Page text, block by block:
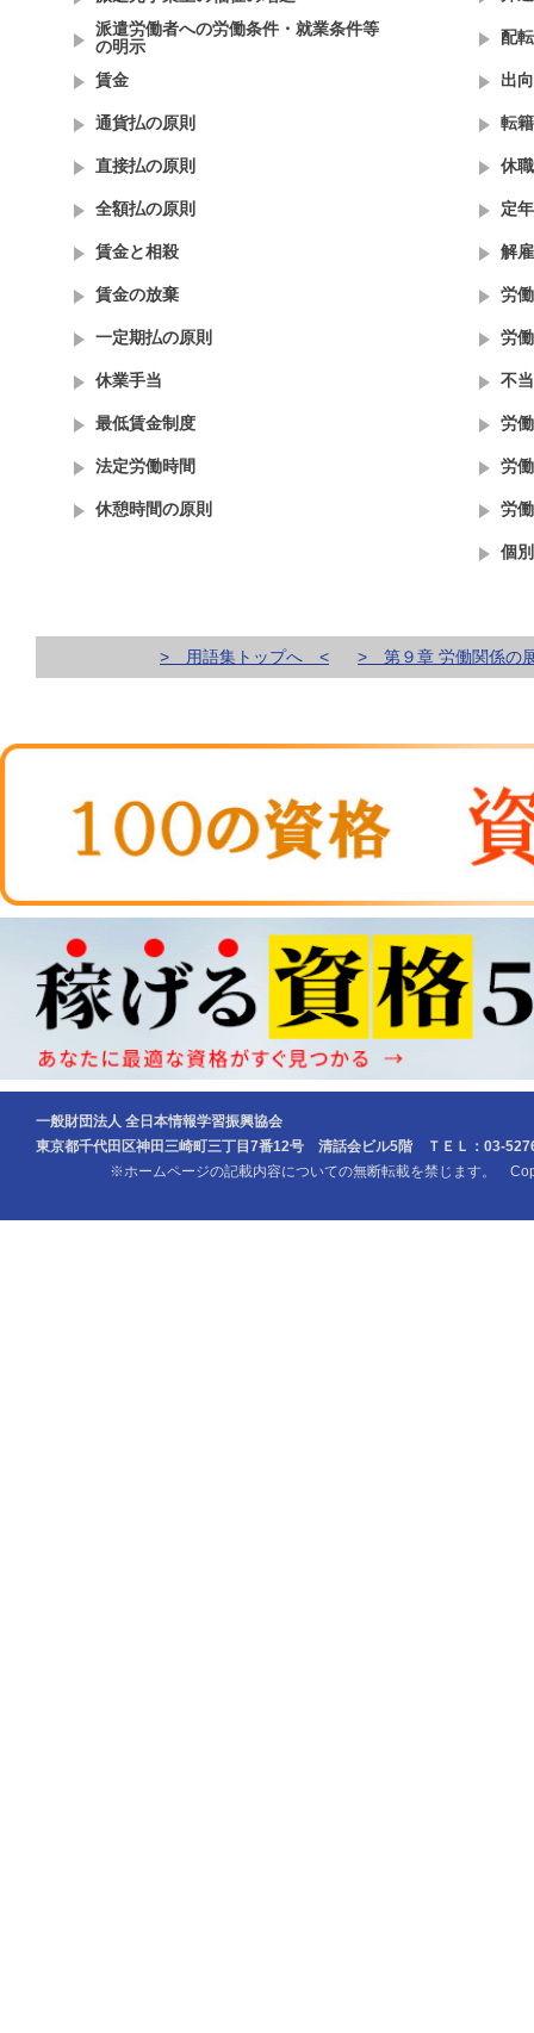
派遣労働者への労働条件・就業条件等
の明示
賃金
通貨払の原則
直接払の原則
全額払の原則
賃金と相殺
賃金の放棄
一定期払の原則
休業手当
最低賃金制度
法定労働時間
休憩時間の原則
配
出向
転籍
休職
定
解雇
労
労
不
労
労
労
個
> 用語集トップへ < > 第９章 労働関係の
一般財団法人 全日本情報学習振興協会
東京都千代田区神田三崎町三丁目7番12号 清話会ビル5階 ＴＥＬ：03-
※ホームページの記載内容についての無断転載を禁じます。